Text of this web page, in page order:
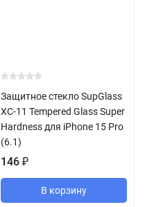
Защитное стекло SupGlass
XC-11 Tempered Glass Super
Hardness для iPhone 15 Pro
(6.1)
146 ₽
В корзину